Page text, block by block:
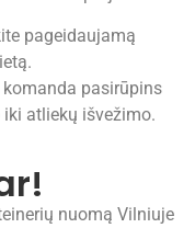
pageidaujamą
pasirūpins
atliekų išvežimo.
nuomą Vilniuje